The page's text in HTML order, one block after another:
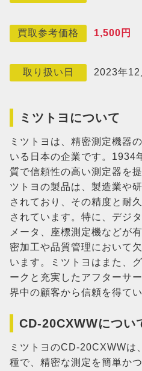
買取参考価格 1,500円
取り扱い日 2023年12
ミツトヨについて
ミツトヨは、精密測定機器
いる日本の企業です。1934
質で信頼性の高い測定器を
ツトヨの製品は、製造業や
されており、その精度と耐
されています。特に、デジ
メータ、座標測定機などが
密加工や品質管理において
います。ミツトヨはまた、
ークと充実したアフターサ
界中の顧客から信頼を得てい
CD-20CXWWについ
ミツトヨのCD-20CXWWは
種で、精密な測定を簡単か